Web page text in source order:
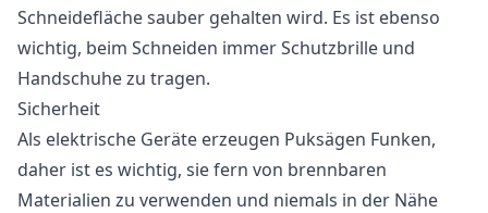
Schneidefläche sauber gehalten wird. Es ist ebenso
wichtig, beim Schneiden immer Schutzbrille und
Handschuhe zu tragen.
Sicherheit
Als elektrische Geräte erzeugen Puksägen Funken,
daher ist es wichtig, sie fern von brennbaren
Materialien zu verwenden und niemals in der Nähe